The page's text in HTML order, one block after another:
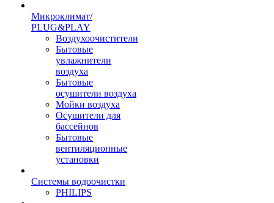
Микроклимат/
PLUG&PLAY
Воздухоочистители
Бытовые
увлажнители
воздуха
Бытовые
осушители воздуха
Мойки воздуха
Осушители для
бассейнов
Бытовые
вентиляционные
установки
Системы водоочистки
PHILIPS